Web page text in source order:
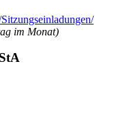
im Monat)